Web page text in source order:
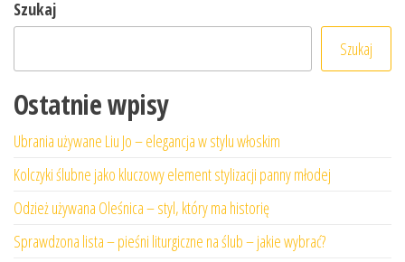
Szukaj
Szukaj
Ostatnie wpisy
Ubrania używane Liu Jo – elegancja w stylu włoskim
Kolczyki ślubne jako kluczowy element stylizacji panny młodej
Odzież używana Oleśnica – styl, który ma historię
Sprawdzona lista – pieśni liturgiczne na ślub – jakie wybrać?